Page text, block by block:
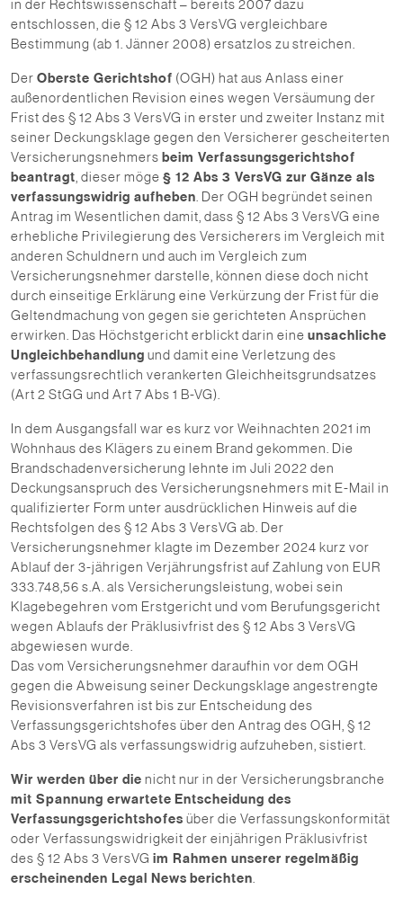
in der Rechtswissenschaft – bereits 2007 dazu
entschlossen, die § 12 Abs 3 VersVG vergleichbare
Bestimmung (ab 1. Jänner 2008) ersatzlos zu streichen.
Der Oberste Gerichtshof (OGH) hat aus Anlass einer
außenordentlichen Revision eines wegen Versäumung der
Frist des § 12 Abs 3 VersVG in erster und zweiter Instanz mit
seiner Deckungsklage gegen den Versicherer gescheiterten
Versicherungsnehmers beim Verfassungsgerichtshof
beantragt , dieser möge § 12 Abs 3 VersVG zur Gänze als
verfassungswidrig aufheben . Der OGH begründet seinen
Antrag im Wesentlichen damit, dass § 12 Abs 3 VersVG eine
erhebliche Privilegierung des Versicherers im Vergleich mit
anderen Schuldnern und auch im Vergleich zum
Versicherungsnehmer darstelle, können diese doch nicht
durch einseitige Erklärung eine Verkürzung der Frist für die
Geltendmachung von gegen sie gerichteten Ansprüchen
erwirken. Das Höchstgericht erblickt darin eine unsachliche
Ungleichbehandlung und damit eine Verletzung des
verfassungsrechtlich verankerten Gleichheitsgrundsatzes
(Art 2 StGG und Art 7 Abs 1 B-VG).
In dem Ausgangsfall war es kurz vor Weihnachten 2021 im
Wohnhaus des Klägers zu einem Brand gekommen. Die
Brandschadenversicherung lehnte im Juli 2022 den
Deckungsanspruch des Versicherungsnehmers mit E-Mail in
qualifizierter Form unter ausdrücklichen Hinweis auf die
Rechtsfolgen des § 12 Abs 3 VersVG ab. Der
Versicherungsnehmer klagte im Dezember 2024 kurz vor
Ablauf der 3-jährigen Verjährungsfrist auf Zahlung von EUR
333.748,56 s.A. als Versicherungsleistung, wobei sein
Klagebegehren vom Erstgericht und vom Berufungsgericht
wegen Ablaufs der Präklusivfrist des § 12 Abs 3 VersVG
abgewiesen wurde.
Das vom Versicherungsnehmer daraufhin vor dem OGH
gegen die Abweisung seiner Deckungsklage angestrengte
Revisionsverfahren ist bis zur Entscheidung des
Verfassungsgerichtshofes über den Antrag des OGH, § 12
Abs 3 VersVG als verfassungswidrig aufzuheben, sistiert.
Wir werden über die nicht nur in der Versicherungsbranche
mit Spannung erwartete Entscheidung des
Verfassungsgerichtshofes über die Verfassungskonformität
oder Verfassungswidrigkeit der einjährigen Präklusivfrist
des § 12 Abs 3 VersVG im Rahmen unserer regelmäßig
erscheinenden Legal News berichten